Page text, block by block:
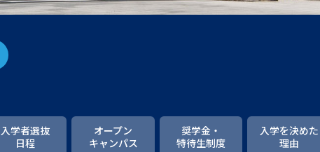
大学入学共通テスト「受験上の配慮案内」の請求
大学研究
入学者選抜
日程
オープン
キャンパス
奨学金・
特待生制度
入学を決めた
理由